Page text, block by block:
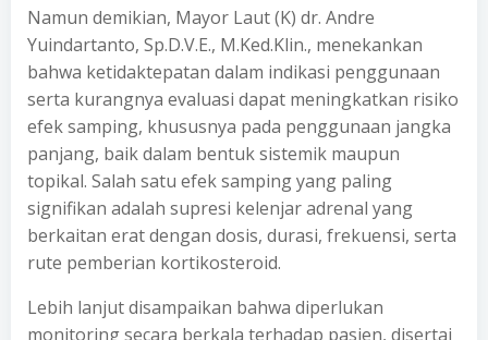
Namun demikian, Mayor Laut (K) dr. Andre
Yuindartanto, Sp.D.V.E., M.Ked.Klin., menekankan
bahwa ketidaktepatan dalam indikasi penggunaan
serta kurangnya evaluasi dapat meningkatkan risiko
efek samping, khususnya pada penggunaan jangka
panjang, baik dalam bentuk sistemik maupun
topikal. Salah satu efek samping yang paling
signifikan adalah supresi kelenjar adrenal yang
berkaitan erat dengan dosis, durasi, frekuensi, serta
rute pemberian kortikosteroid.
Lebih lanjut disampaikan bahwa diperlukan
monitoring secara berkala terhadap pasien, disertai